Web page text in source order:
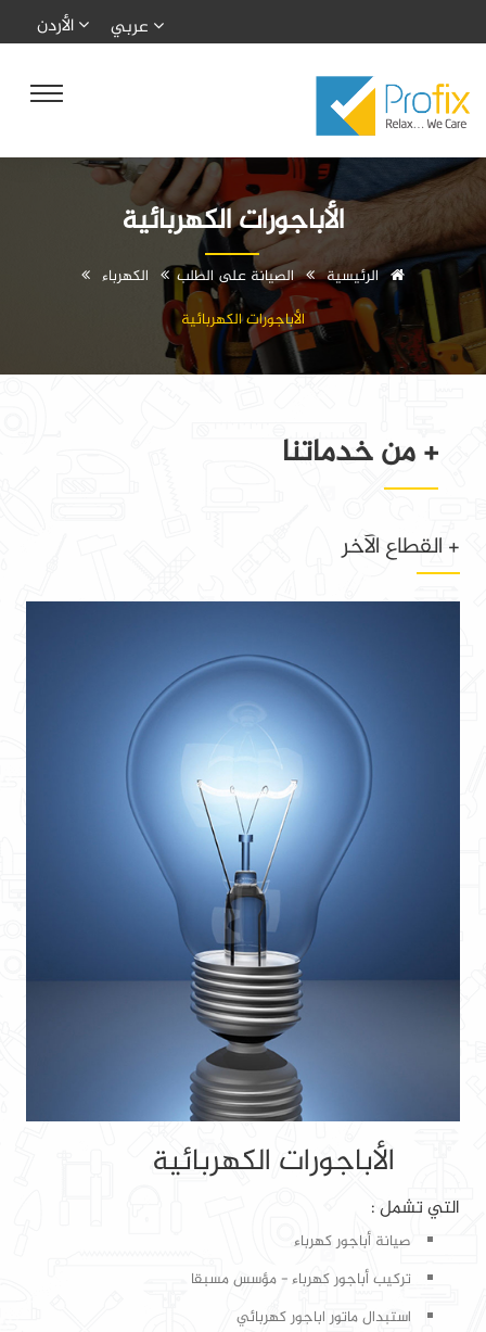
الأباجورات الكهربائية
الرئيسية الصيانة على الطلب
الكهرباء
الأباجورات الكهربائية
+ من خدماتنا
+ القطاع الآخر
الأباجورات الكهربائية
التي تشمل :
صيانة أباجور كهرباء
تركيب أباجور كهرباء - مؤسس مسبقا
استبدال ماتور اباجور كهربائي